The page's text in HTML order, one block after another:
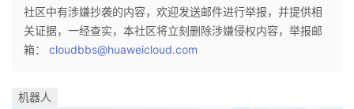
社区中有涉嫌抄袭的内容，欢迎发送邮件进行举报，并提供相
关证据，一经查实，本社区将立刻删除涉嫌侵权内容，举报邮
箱： cloudbbs@huaweicloud.com
机器人